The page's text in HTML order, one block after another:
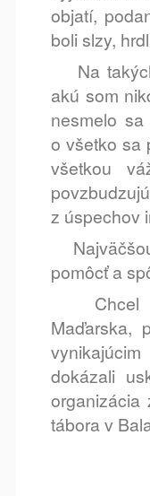
objatí,
boli slzy,
Na
akú som
nesmelo
o všetko sa
všetkou
z úspechov
pomôcť a
Chcel by
Maďarska,
dokázali
organizácia
tábora v